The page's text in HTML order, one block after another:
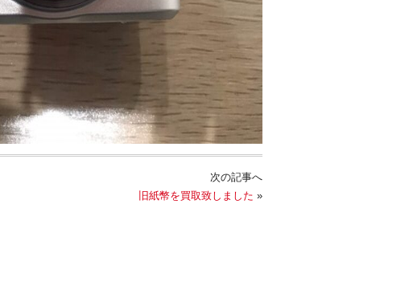
次の記事へ
旧紙幣を買取致しました »